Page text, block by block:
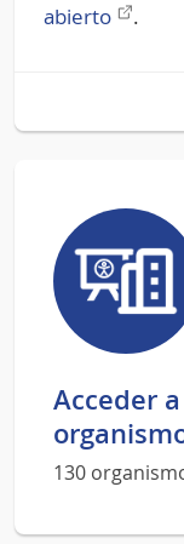
abiertoEnlace
.
Acceder
130